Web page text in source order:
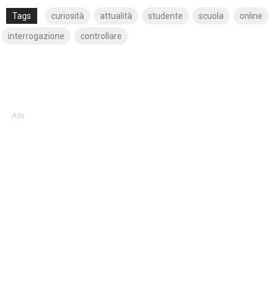
Tags curiosità attualità studente scuola online
interrogazione controllare
Ads